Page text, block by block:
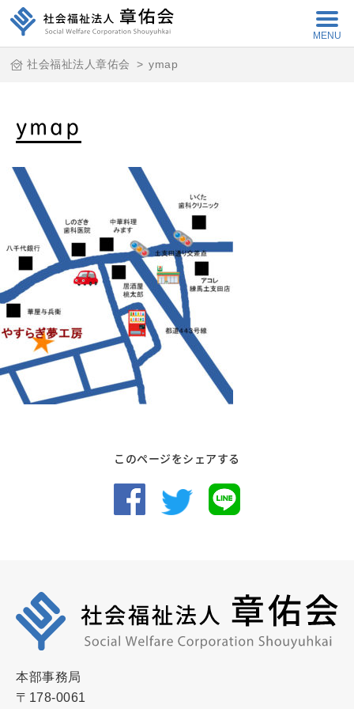
MENU
社会福祉法人章佑会 > ymap
ymap
このページをシェアする
本部事務局
〒178-0061